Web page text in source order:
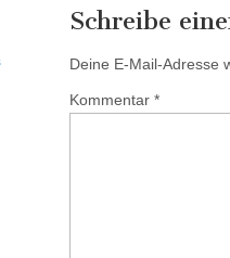
Schreibe
Deine E-Mail-Adresse
Kommentar *